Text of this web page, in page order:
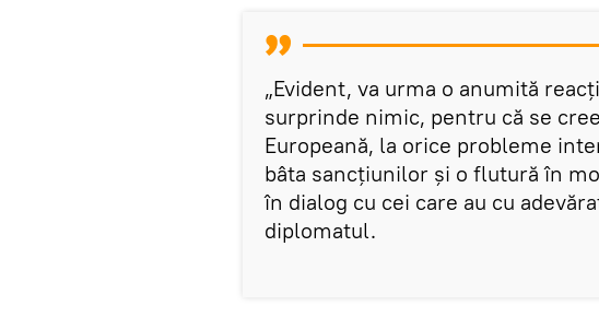
„Evident, va urma o anumită
surprinde nimic, pentru că se
Europeană, la orice probleme
bâta sancțiunilor și o flutură în
în dialog cu cei care au cu
diplomatul.